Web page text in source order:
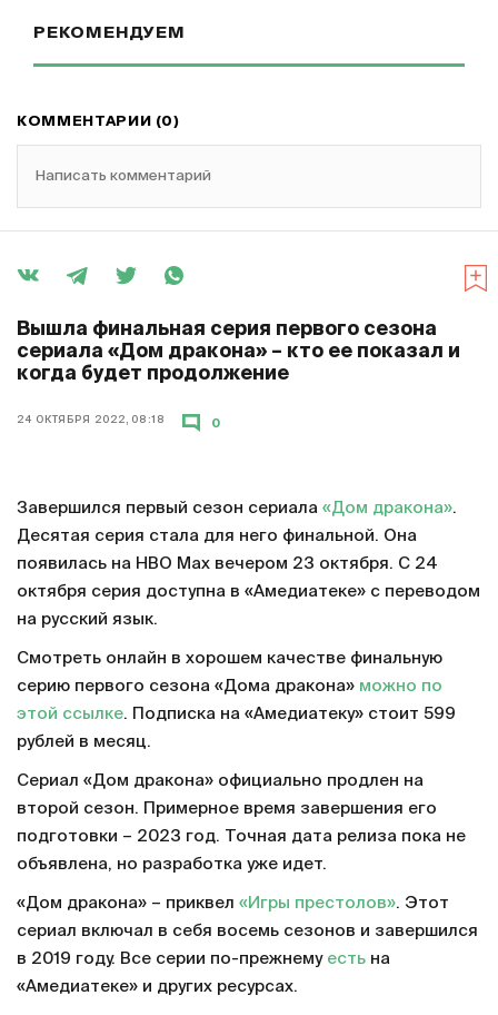
РЕКОМЕНДУЕМ
КОММЕНТАРИИ (0)
Написать комментарий
Вышла финальная серия первого сезона
сериала «Дом дракона» – кто ее показал и
когда будет продолжение
24 ОКТЯБРЯ 2022, 08:18 0
Завершился первый сезон сериала «Дом дракона».
Десятая серия стала для него финальной. Она
появилась на HBO Max вечером 23 октября. С 24
октября серия доступна в «Амедиатеке» с переводом
на русский язык.
Смотреть онлайн в хорошем качестве финальную
серию первого сезона «Дома дракона» можно по
этой ссылке. Подписка на «Амедиатеку» стоит 599
рублей в месяц.
Сериал «Дом дракона» официально продлен на
второй сезон. Примерное время завершения его
подготовки – 2023 год. Точная дата релиза пока не
объявлена, но разработка уже идет.
«Дом дракона» – приквел «Игры престолов». Этот
сериал включал в себя восемь сезонов и завершился
в 2019 году. Все серии по-прежнему есть на
«Амедиатеке» и других ресурсах.